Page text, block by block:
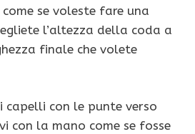
se voleste fare una
l’altezza della coda a
finale che volete
con le punte verso
con la mano come se fosse